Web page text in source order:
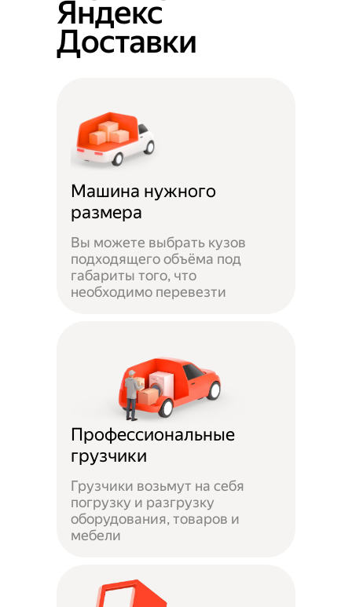
Яндекс
Доставки
Машина нужного
размера
Вы можете выбрать кузов
подходящего объёма под
габариты того, что
необходимо перевезти
Профессиональные
грузчики
Грузчики возьмут на себя
погрузку и разгрузку
оборудования, товаров и
мебели